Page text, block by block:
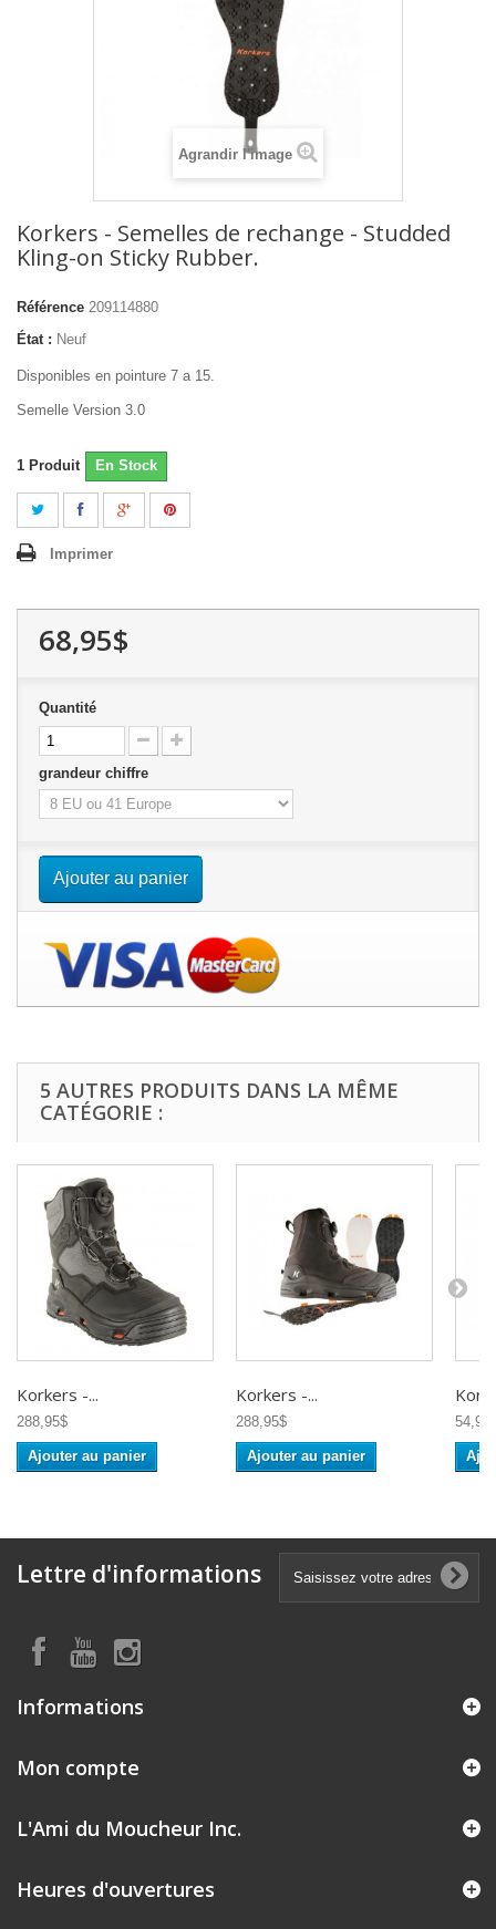
Agrandir l'image
Korkers - Semelles de rechange - Studded
Kling-on Sticky Rubber.
Référence 209114880
État : Neuf
Disponibles en pointure 7 a 15.
Semelle Version 3.0
1 Produit En Stock
Imprimer
68,95$
Quantité
grandeur chiffre
Ajouter au panier
5 AUTRES PRODUITS DANS LA MÊME
CATÉGORIE :
Korkers -...
288,95$
Ajouter au panier
Korkers -...
288,95$
Ajouter au panier
Lettre d'informations
Informations
Mon compte
L'Ami du Moucheur Inc.
Heures d'ouvertures